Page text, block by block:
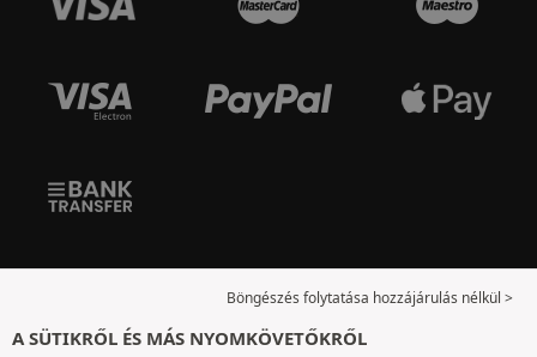
Böngészés folytatása hozzájárulás nélkül >
A SÜTIKRŐL ÉS MÁS NYOMKÖVETŐKRŐL